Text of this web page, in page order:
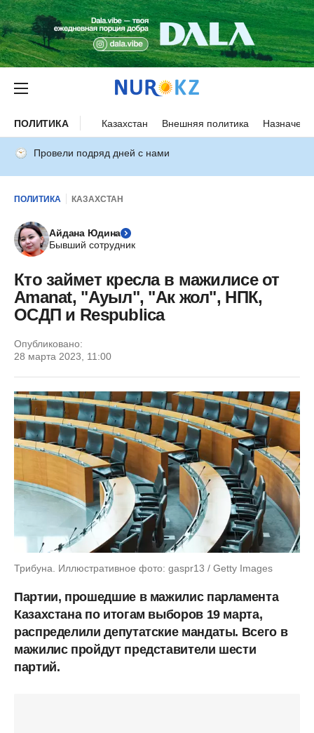
ПОЛИТИКА Казахстан Внешняя политика
Провели подряд дней с нами
ПОЛИТИКА КАЗАХСТАН
Айдана Юдина
Бывший сотрудник
Кто займет кресла в мажилисе от
Amanat, "Ауыл", "Ак жол", НПК,
ОСДП и Respublica
Опубликовано:
28 марта 2023, 11:00
Трибуна. Иллюстративное фото: gaspr13 / Getty Images
Партии, прошедшие в мажилис парламента
Казахстана по итогам выборов 19 марта,
распределили депутатские мандаты. Всего в
мажилис пройдут представители шести
партий.